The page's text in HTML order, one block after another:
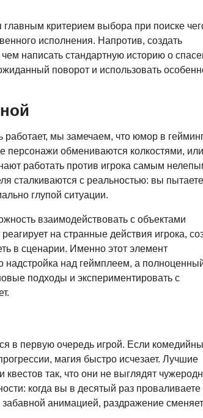
критерием выбора при поиске
исполнения. Напротив, создать
написать стандартную историю о
поворот и использовать
мы замечаем, что юмор в
персонажи обмениваются колкостями, или
работать против игрока самым
сталкиваются с реальностью: вы
глупой ситуации.
взаимодействовать с объектами
на странные действия игрока,
в сценарии. Именно этот элемент
над геймплеем, а
подходы и экспериментировать с
в первую очередь игрой. Если
магия быстро исчезает. Лучшие
квестов так, что они не выглядят
когда вы в десятый раз проваливаете
забавной анимацией, раздражение